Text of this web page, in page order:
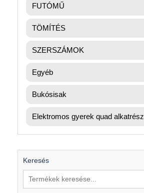
FUTÓMŰ
TÖMÍTÉS
SZERSZÁMOK
Egyéb
Bukósisak
Elektromos gyerek quad alkatrész
Keresés